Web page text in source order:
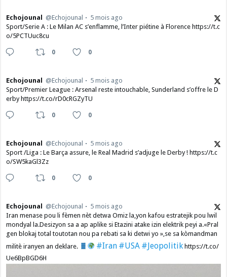
Echojounal @Echojounal
5 mois ago
Sport/Serie A : Le Milan AC s’enflamme, l’Inter piétine à Florence https://t.c
o/5PCTUuc8cu
0 0
Echojounal @Echojounal
5 mois ago
Sport/Premier League : Arsenal reste intouchable, Sunderland s’offre le D
erby https://t.co/rD0cRGZyTU
0 0
Echojounal @Echojounal
5 mois ago
Sport /Liga : Le Barça assure, le Real Madrid s’adjuge le Derby ! https://t.c
o/SW5kaGl3Zz
0 0
Echojounal @Echojounal
5 mois ago
Iran menase pou li fèmen nèt detwa Omiz la,yon kafou estratejik pou lwil
mondyal la.Desizyon sa a ap aplike si Etazini atake izin elektrik peyi a.​«Pral
gen blokaj total toutotan nou pa rebati sa ki detwi yo »,se sa kòmandman
militè iranyen an deklare.
#Iran #USA #Jeopolitikhttps://t.co/
Ue6BpBGD6H